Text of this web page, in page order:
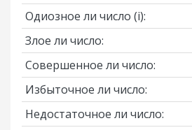
Одиозное ли число (i):
Злое ли число:
Совершенное ли число:
Избыточное ли число:
Недостаточное ли число: